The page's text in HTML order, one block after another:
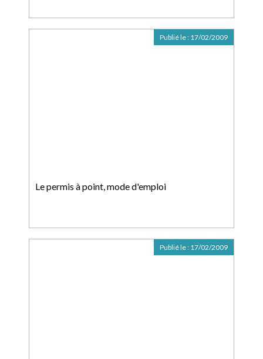
Le permis à point, mode d'emploi
Publié le : 17/02/2009
Publié le : 17/02/2009